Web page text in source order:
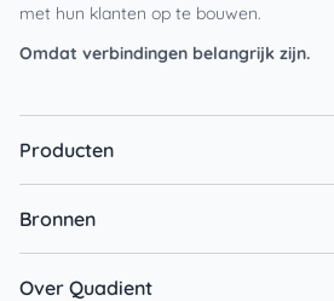
met hun klanten op te bouwen.
Omdat verbindingen belangrijk zijn.
Producten
Bronnen
Over Quadient